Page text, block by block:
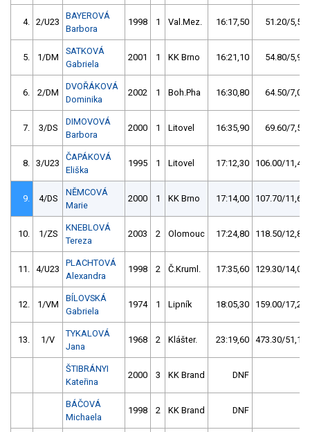
4. 2/U23
BAYEROVÁ
Barbora
1998 1 Val.Mez. 16:17,50 51.20/5,5
5. 1/DM
SATKOVÁ
Gabriela
2001 1 KK Brno 16:21,10 54.80/5,9
6. 2/DM
DVOŘÁKOVÁ
Dominika
2002 1 Boh.Pha 16:30,80 64.50/7,0
7. 3/DS
DIMOVOVÁ
Barbora
2000 1 Litovel 16:35,90 69.60/7,5
8. 3/U23
ČAPÁKOVÁ
Eliška
1995 1 Litovel 17:12,30 106.00/11,4
9. 4/DS
NĚMCOVÁ
Marie
2000 1 KK Brno 17:14,00 107.70/11,6
10. 1/ZS
KNEBLOVÁ
Tereza
2003 2 Olomouc 17:24,80 118.50/12,8
11. 4/U23
PLACHTOVÁ
Alexandra
1998 2 Č.Kruml. 17:35,60 129.30/14,0
12. 1/VM
BÍLOVSKÁ
Gabriela
1974 1 Lipník 18:05,30 159.00/17,2
13. 1/V
TYKALOVÁ
Jana
1968 2 Klášter. 23:19,60 473.30/51,1
ŠTIBRÁNYI
Kateřina
2000 3 KK Brand DNF
BÁČOVÁ
Michaela
1998 2 KK Brand DNF